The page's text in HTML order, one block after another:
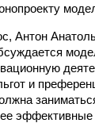
Антон
и